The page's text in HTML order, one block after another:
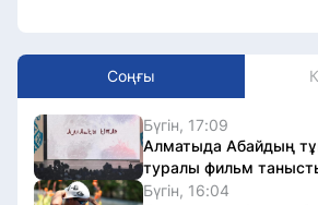
Соңғы
Бүгін, 17:09
Алматыда Абайдың
туралы фильм
Бүгін, 16:04